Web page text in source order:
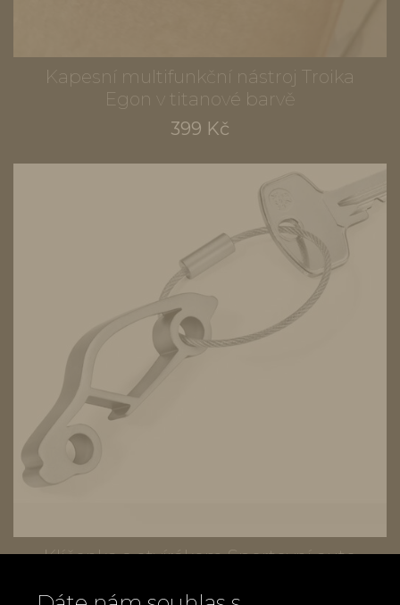
Kapesní multifunkční nástroj Troika
Egon v titanové barvě
399 Kč
Klíčenka s otvírákem Sportovní auto